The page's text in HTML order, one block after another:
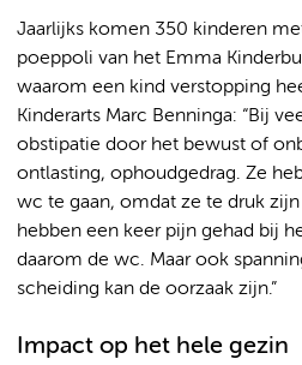
Jaarlijks komen 350 kinderen
poeppoli van het Emma
waarom een kind verstopping
Kinderarts Marc Benninga: “Bij
obstipatie door het bewust of
ontlasting, ophoudgedrag. Ze
wc te gaan, omdat ze te druk
hebben een keer pijn gehad bij
daarom de wc. Maar ook
scheiding kan de oorzaak zijn.”
Impact op het hele gezin